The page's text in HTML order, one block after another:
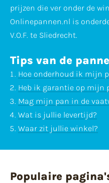
prijzen die ver onder de
Onlinepannen.nl is
V.O.F. te Sliedrecht.
Tips van de
Hoe onderhoud ik mijn
Heb ik garantie op mijn
Mag mijn pan in de
Wat is jullie levertijd?
Waar zit jullie winkel?
Populaire